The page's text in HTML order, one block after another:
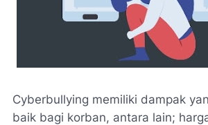
Cyberbullying memiliki dampak
baik bagi korban, antara lain;